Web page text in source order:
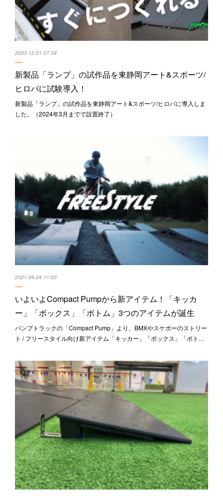
2023.12.01 07:39
新製品「ランプ」の試作品を東静岡アート&スポーツ/
ヒロバに試験導入！
新製品「ランプ」の試作品を東静岡アート&スポーツ/ヒロバに導入しま
した。（2024年3月までで設置終了）
2021.09.24 11:00
いよいよCompact Pumpから新アイテム！「キッカ
ー」「ボックス」「ボトム」3つのアイテムが誕生
パンプトラックの「Compact Pump」より、BMXやスケボーのストリー
ト / フリースタイル向け新アイテム「キッカー」「ボックス」「ボト…